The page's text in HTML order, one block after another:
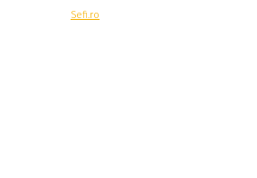
Sefi.ro